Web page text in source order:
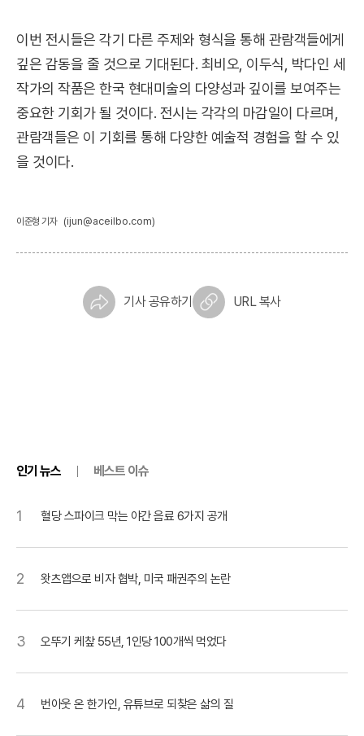
이번 전시들은 각기 다른 주제와 형식을 통해 관람객들에게
깊은 감동을 줄 것으로 기대된다. 최비오, 이두식, 박다인 세
작가의 작품은 한국 현대미술의 다양성과 깊이를 보여주는
중요한 기회가 될 것이다. 전시는 각각의 마감일이 다르며,
관람객들은 이 기회를 통해 다양한 예술적 경험을 할 수 있
을 것이다.
이준형 기자 (ijun@aceilbo.com)
기사 공유하기 URL 복사
인기 뉴스 베스트 이슈
1 혈당 스파이크 막는 야간 음료 6가지 공개
2 왓츠앱으로 비자 협박, 미국 패권주의 논란
3 오뚜기 케챂 55년, 1인당 100개씩 먹었다
4 번아웃 온 한가인, 유튜브로 되찾은 삶의 질